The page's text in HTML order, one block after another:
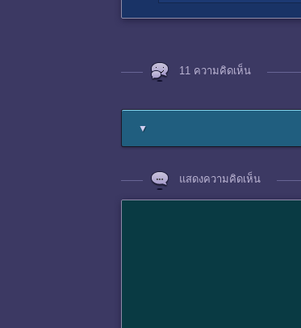
11 ความคิดเห็น
▼
แสดงความคิดเห็น